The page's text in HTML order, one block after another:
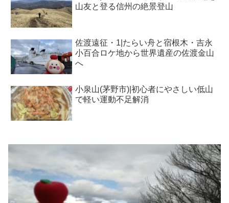
山友と登る信州の絶景登山
佐渡遠征・1|たらい舟と宿根木・吉永
小百合ロケ地から世界遺産の佐渡金山
へ
小泉山(茅野市)|初心者にやさしい低山
で軽い運動不足解消